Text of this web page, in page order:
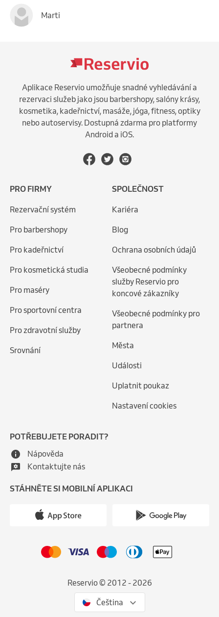
Marti
Aplikace Reservio umožňuje snadné vyhledávání a
rezervaci služeb jako jsou barbershopy, salóny krásy,
kosmetika, kadeřnictví, masáže, jóga, fitness, optiky
nebo autoservisy. Dostupná zdarma pro platformy
Android a iOS.
PRO FIRMY
Rezervační systém
Pro barbershopy
Pro kadeřnictví
Pro kosmetická studia
Pro maséry
Pro sportovní centra
Pro zdravotní služby
Srovnání
SPOLEČNOST
Kariéra
Blog
Ochrana osobních údajů
Všeobecné podmínky
služby Reservio pro
koncové zákazníky
Všeobecné podmínky pro
partnera
Města
Události
Uplatnit poukaz
Nastavení cookies
POTŘEBUJETE PORADIT?
Nápověda
Kontaktujte nás
STÁHNĚTE SI MOBILNÍ APLIKACI
Reservio © 2012 - 2026
Čeština